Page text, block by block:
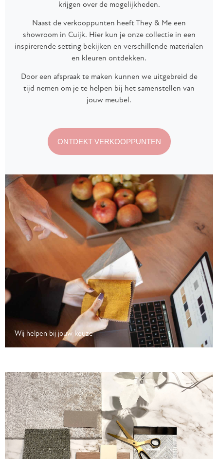
krijgen over de mogelijkheden.
Naast de verkooppunten heeft They & Me een
showroom in Cuijk. Hier kun je onze collectie in een
inspirerende setting bekijken en verschillende materialen
en kleuren ontdekken.
Door een afspraak te maken kunnen we uitgebreid de
tijd nemen om je te helpen bij het samenstellen van
jouw meubel.
ONTDEKT VERKOOPPUNTEN
Wij helpen bij jouw keuze